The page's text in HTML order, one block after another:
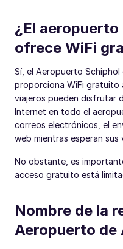
¿El
ofrece WiFi
Sí, el Aeropuerto Schiphol
proporciona WiFi gratuito
viajeros pueden disfrutar
Internet en todo el
correos electrónicos, el
web mientras esperan sus
No obstante, es
acceso gratuito está
Nombre de la
Aeropuerto de